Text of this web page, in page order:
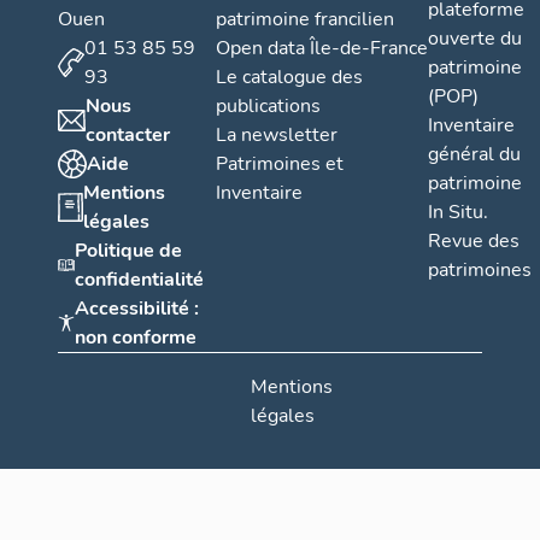
Ouen
01 53 85 59
93
Nous
contacter
Aide
Mentions
légales
Politique de
confidentialité
Accessibilité :
non conforme
patrimoine francilien
Open data Île-de-France
Le catalogue des
publications
La newsletter
Patrimoines et
Inventaire
plateforme
ouverte du
patrimoine
(POP)
Inventaire
général du
patrimoine
In Situ.
Revue des
patrimoines
Mentions
légales